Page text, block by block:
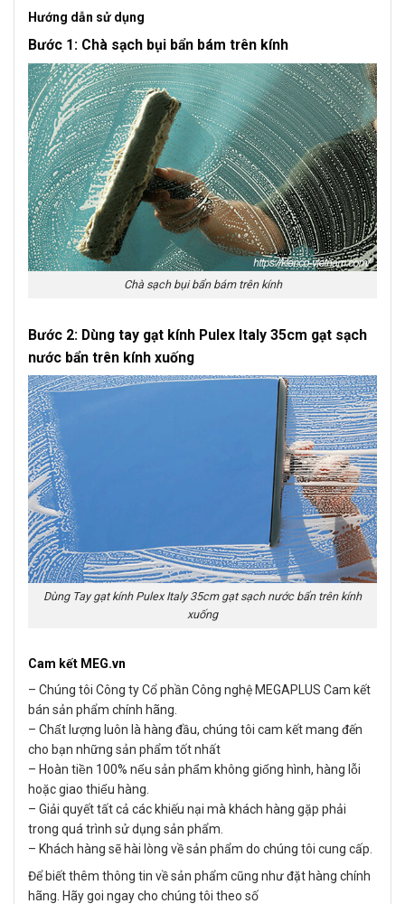
Hướng dẫn sử dụng
Bước 1: Chà sạch bụi bẩn bám trên kính
Chà sạch bụi bẩn bám trên kính
Bước 2: Dùng tay gạt kính Pulex Italy 35cm gạt sạch
nước bẩn trên kính xuống
Dùng Tay gạt kính Pulex Italy 35cm gạt sạch nước bẩn trên kính
xuống
Cam kết MEG.vn
– Chúng tôi Công ty Cổ phần Công nghệ MEGAPLUS Cam kết
bán sản phẩm chính hãng.
– Chất lượng luôn là hàng đầu, chúng tôi cam kết mang đến
cho bạn những sản phẩm tốt nhất
– Hoàn tiền 100% nếu sản phẩm không giống hình, hàng lỗi
hoặc giao thiếu hàng.
– Giải quyết tất cả các khiếu nại mà khách hàng gặp phải
trong quá trình sử dụng sản phẩm.
– Khách hàng sẽ hài lòng về sản phẩm do chúng tôi cung cấp.
Để biết thêm thông tin về sản phẩm cũng như đặt hàng chính
hãng. Hãy goi ngay cho chúng tôi theo số